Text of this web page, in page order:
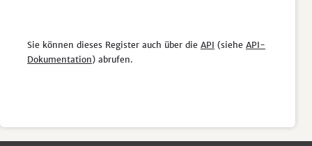
Sie können dieses Register auch über die API (siehe API-
Dokumentation) abrufen.